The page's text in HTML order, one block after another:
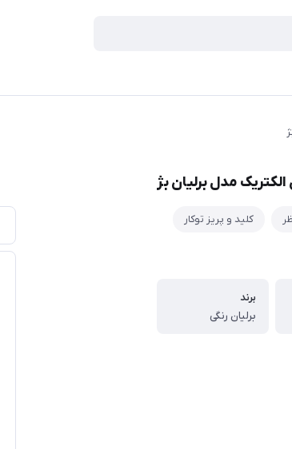
مدل برلیان بژ
کلید و پریز توکار
برند
برلیان رنگی